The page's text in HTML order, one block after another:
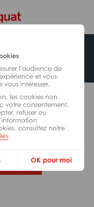
l'audience de
et vous
vous intéresser.
les cookies non
votre consentement.
refuser ou
consultez notre
.
OK pour moi
de consulter n’est
peuvent vous
nos offres.
!